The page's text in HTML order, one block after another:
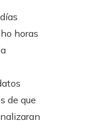
horas
de que